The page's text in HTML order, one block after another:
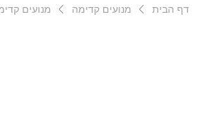
דף הבית מנועים קדימה מנועים קדימה –